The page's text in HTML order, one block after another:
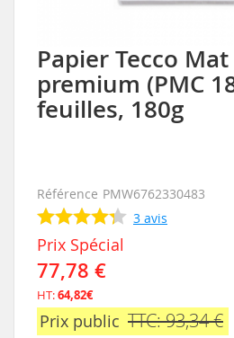
Papier Tecco Mat
premium (PMC
feuilles, 180g
Référence PMW6762330483
3 avis
Prix Spécial
77,78 €
HT:64,82€
Prix public TTC: 93,34 €
Skip
to
the
beginning